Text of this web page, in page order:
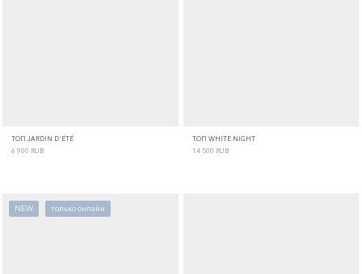
ТОП JARDIN D'ÉTÉ
6 900 RUB
ТОП WHITE NIGHT
14 500 RUB
NEW только онлайн